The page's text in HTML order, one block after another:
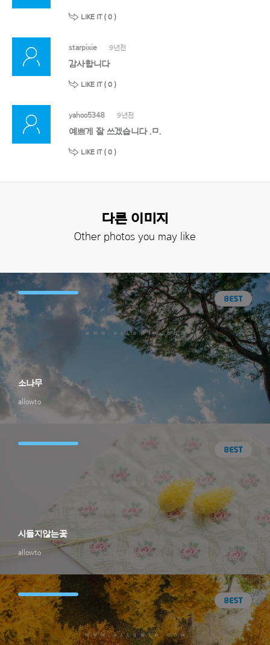
LIKE IT ( 0 )
starpixie 9년전
감사합니다
LIKE IT ( 0 )
yahoo5348 9년전
예쁘게 잘 쓰겠습니다 .ㅁ.
LIKE IT ( 0 )
다른 이미지
Other photos you may like
allowto
소나무
allowto
시들지않는꽃